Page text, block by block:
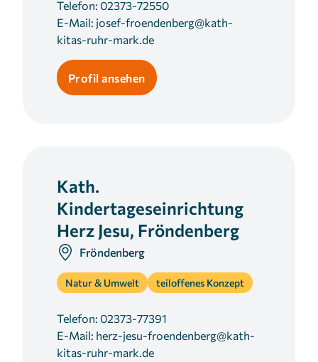
Telefon: 02373-72550
E-Mail: josef-froendenberg@kath-
kitas-ruhr-mark.de
Profil ansehen
Kath.
Kindertageseinrichtung
Herz Jesu, Fröndenberg
Fröndenberg
Natur & Umwelt teiloffenes Konzept
Telefon: 02373-77391
E-Mail: herz-jesu-froendenberg@kath-
kitas-ruhr-mark.de